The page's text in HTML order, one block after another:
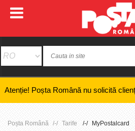
Română nu solicită clienților să
Poșta Română Tarife MyPostalcard